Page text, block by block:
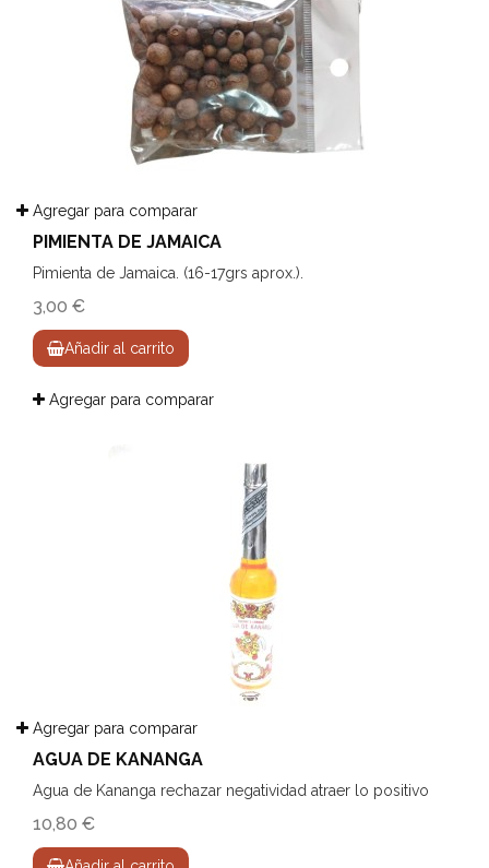
Agregar para comparar
PIMIENTA DE JAMAICA
Pimienta de Jamaica. (16-17grs aprox.).
3,00 €
Añadir al carrito
Agregar para comparar
Agregar para comparar
AGUA DE KANANGA
Agua de Kananga rechazar negatividad atraer lo positivo
10,80 €